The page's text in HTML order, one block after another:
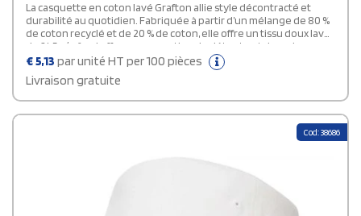
La casquette en coton lavé Grafton allie style décontracté et
durabilité au quotidien. Fabriquée à partir d’un mélange de 80 %
de coton recyclé et de 20 % de coton, elle offre un tissu doux lavé
de 245 g/m² qui offre une sensation de détente et de rodage.
Conçue pour être portée toute l’année, elle conserve sa forme et
offre un ajustement confortable pour un tour de tête de 58 cm.
Idéale pour les sorties décontractées et les activités de plein air,
cette casquette est un complément polyvalent à toute garde-
€5,13 par unité HT per 100 pièces
Livraison gratuite
Cod: 38686